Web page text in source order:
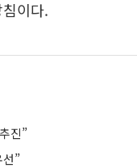
이다.
진”
”